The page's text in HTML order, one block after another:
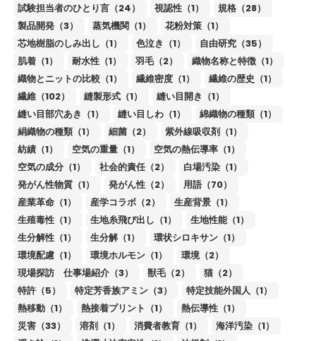
試験担当者のひとり言（24）
視認性（1）
規格（28）
製品開発（3）
蒸気機関（1）
花粉対策（1）
芯地樹脂のしみ出し（1）
色泣き（1）
自由研究（35）
肌着（1）
耐水性（1） 羽毛（2）
織物名称と特徴（1）
織物とニットの比較（1）
繊維密度（1）
繊維の歴史（1）
繊維（102）
縫製形式（1）
縫い目開き（1）
縫い目部穴あき（1）
縫い目しわ（1）
綿織物の種類（1）
絹織物の種類（1）
細菌（2）
紫外線吸収剤（1）
紡績（1）
空気の重量（1）
空気の熱伝導率（1）
空気の成分（1）
社会的責任（2）
白場汚染（1）
発がん性物質（1）
発がん性（2）
用語（70）
産業革命（1）
産学コラボ（2）
生産背景（1）
生殖毒性（1）
生地糸飛び出し（1）
生地性能（1）
生分解性（1）
生分解（1）
環状シロキサン（1）
環境配慮（1）
環境ホルモン（1）
環境（2）
現場探訪 仕事場紹介（3）
獣毛（2）
猫（2）
特許（5）
特定芳香族アミン（3）
特定技能外国人（1）
熱移動（1）
熱接着プリント（1）
熱伝導性（1）
災害（33）
溶剤（1） 消費者教育（1）
海洋汚染（1）